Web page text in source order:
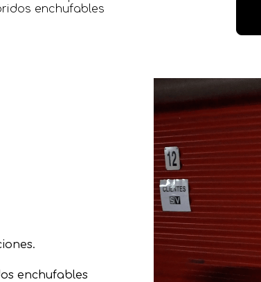
enchufables
enchufables